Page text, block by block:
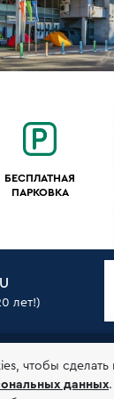
БЕСПЛАТНАЯ
ПАРКОВКА
лет!)
ДОСТАВКА
чтобы сделать
данных.